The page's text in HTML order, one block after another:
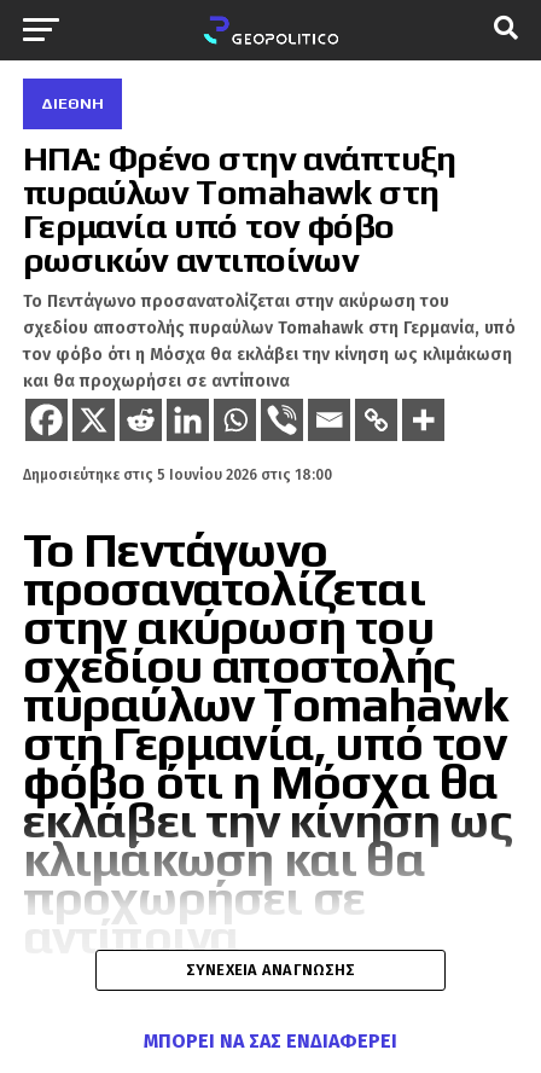
ΔΙΕΘΝΉ
ΗΠΑ: Φρένο στην ανάπτυξη
πυραύλων Tomahawk στη
Γερμανία υπό τον φόβο
ρωσικών αντιποίνων
Το Πεντάγωνο προσανατολίζεται στην ακύρωση του
σχεδίου αποστολής πυραύλων Tomahawk στη Γερμανία, υπό
τον φόβο ότι η Μόσχα θα εκλάβει την κίνηση ως κλιμάκωση
και θα προχωρήσει σε αντίποινα
Δημοσιεύτηκε στις 5 Ιουνίου 2026 στις 18:00
Το Πεντάγωνο
προσανατολίζεται
στην ακύρωση του
σχεδίου αποστολής
πυραύλων Tomahawk
στη Γερμανία, υπό τον
φόβο ότι η Μόσχα θα
εκλάβει την κίνηση ως
κλιμάκωση και θα
προχωρήσει σε
αντίποινα
Το Πεντάγωνο αναμένεται ότι θα ακυρώσει ένα
ΣΥΝΈΧΕΙΑ ΑΝΆΓΝΩΣΗΣ
ΜΠΟΡΕΊ ΝΑ ΣΑΣ ΕΝΔΙΑΦΈΡΕΙ